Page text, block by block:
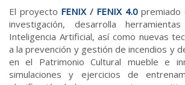
El proyecto FENIX / FENIX 4.0premiado
investigación, desarrolla
Inteligencia Artificial, así como nuevas
a la prevención y gestión de incendios y
en el Patrimonio Cultural mueble e
simulaciones y ejercicios de